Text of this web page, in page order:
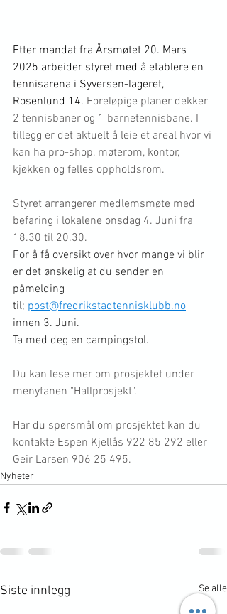
Etter mandat fra Årsmøtet 20. Mars
2025 arbeider styret med å etablere en
tennisarena i Syversen-lageret,
Rosenlund 14. Foreløpige planer dekker
2 tennisbaner og 1 barnetennisbane. I
tillegg er det aktuelt å leie et areal hvor vi
kan ha pro-shop, møterom, kontor,
kjøkken og felles oppholdsrom.
Styret arrangerer medlemsmøte med
befaring i lokalene onsdag 4. Juni fra
18.30 til 20.30.
For å få oversikt over hvor mange vi blir
er det ønskelig at du sender en
påmelding
til; post@fredrikstadtennisklubb.no
innen 3. Juni.
Ta med deg en campingstol.
Du kan lese mer om prosjektet under
menyfanen "Hallprosjekt".
Har du spørsmål om prosjektet kan du
kontakte Espen Kjellås 922 85 292 eller
Geir Larsen 906 25 495.
Nyheter
Siste innlegg Se alle